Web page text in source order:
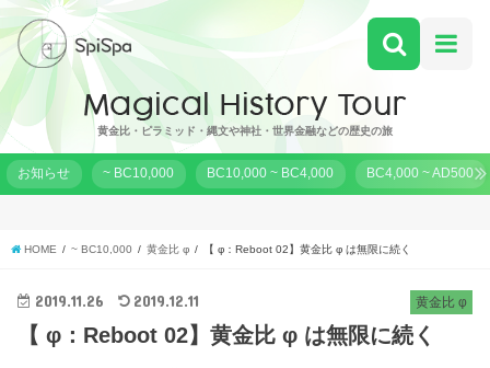
黄金比・ピラミッド・縄文や神社・世界金融などの歴史の旅
お知らせ ~ BC10,000 BC10,000 ~ BC4,000 BC4,000 ~ AD500
HOME ~ BC10,000 黄金比 φ 【 φ：Reboot 02】黄金比 φ は無限に続く
黄金比 φ
2019.11.26 2019.12.11
【 φ：Reboot 02】黄金比 φ は無限に続く